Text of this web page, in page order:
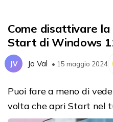
Come disattivare
Start di Windows
JV Jo Val • 15 maggio 2024
Puoi fare a meno di
volta che apri Start nel